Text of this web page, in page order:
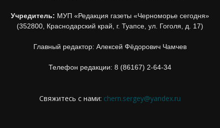
Учредитель: МУП «Редакция газеты «Черноморье сегодня»
(352800, Краснодарский край, г. Туапсе, ул. Гоголя, д. 17)
Главный редактор: Алексей Фёдорович Чамчев
Телефон редакции: 8 (86167) 2-64-34
Свяжитесь с нами: chern.sergey@yandex.ru